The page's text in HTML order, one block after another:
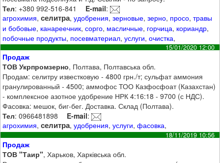
Тел: +380 992-516-841 E-mail:
агрохимия,селитра,удобрения,зерновые,зерно, просо,травы
и бобовые, канареечник,сорго, масличные, горчица, кориандр,
побочные продукты, посевматериал,услуги,очистка,
15/01/2020 12:00
Продаж
ТОВ Укрпромзерно, Полтава, Полтавська обл.
Продам: селитру известковую - 4800 грн./т; сульфат аммония
гранулированный - 4500; аммофос ТОО Казфосфоат (Казахстан)
- комплексное азотное удобрение НРК 4:16:18 - 9700 (с НДС).
Фасовка: мешок, биг-бег. Доставка. Склад (Полтава).
Тел: 0966481898 E-mail:
агрохимия,селитра,удобрения,услуги,фасовка,
18/11/2019 10:56
Продаж
ТОВ "Таир", Харьков, Харківська обл.